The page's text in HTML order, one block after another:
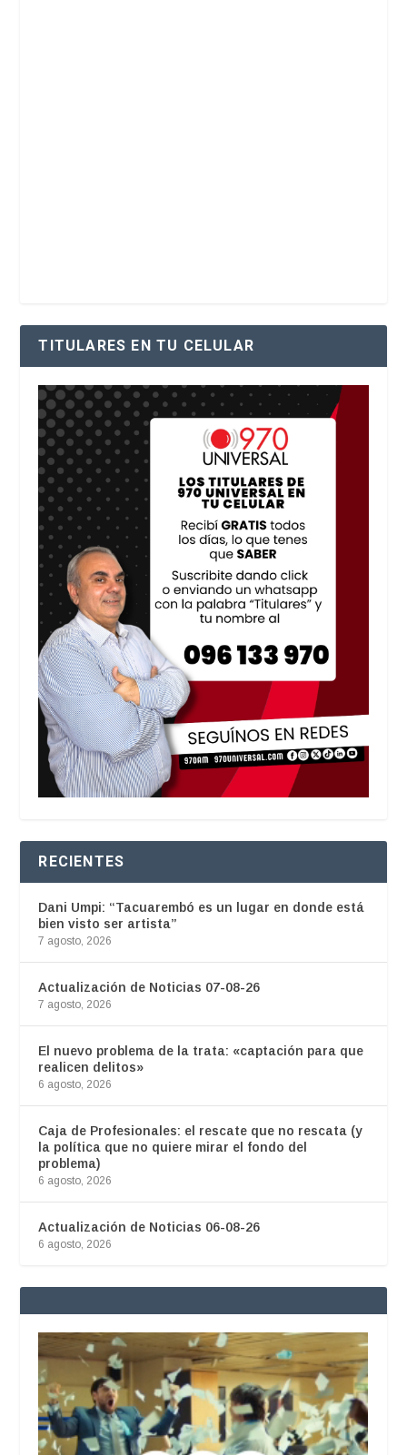
TITULARES EN TU CELULAR
RECIENTES
Dani Umpi: “Tacuarembó es un lugar en donde está
bien visto ser artista”
7 agosto, 2026
Actualización de Noticias 07-08-26
7 agosto, 2026
El nuevo problema de la trata: «captación para que
realicen delitos»
6 agosto, 2026
Caja de Profesionales: el rescate que no rescata (y
la política que no quiere mirar el fondo del
problema)
6 agosto, 2026
Actualización de Noticias 06-08-26
6 agosto, 2026